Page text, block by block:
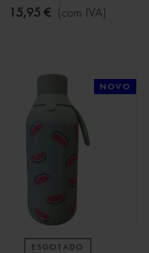
15,95 € (com IVA)
NOVO
ESGOTADO